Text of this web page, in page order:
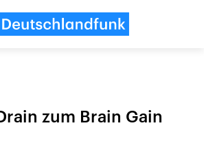
zum Brain Gain